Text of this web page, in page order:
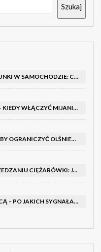
Szukaj
WYPOSAŻENIE NA TRUDNE WARUNKI W SAMOCHODZIE: CO MIEĆ ZIMĄ, W TRASIE I NA WYPADEK AWARII
JAK UŻYWAĆ ŚWIATEŁ WE MGLE – KIEDY WŁĄCZYĆ MIJANIA I PRZECIWMGIELNE ORAZ CZEGO NIE ROBIĆ
JAZDA POD SŁOŃCE: CO ZROBIĆ, BY OGRANICZYĆ OLŚNIENIE I POPRAWIĆ WIDOCZNOŚĆ
PODMUCH WIATRU PRZY WYPRZEDZANIU CIĘŻARÓWKI: JAK UTRZYMAĆ TOR JAZDY I OPANOWAĆ AUTO
ZMĘCZENIE PODCZAS JAZDY NOCĄ – PO JAKICH SYGNAŁACH ROZPOZNAĆ SENNOŚĆ ZA KIEROWNICĄ I KIEDY ZROBIĆ PRZERWĘ